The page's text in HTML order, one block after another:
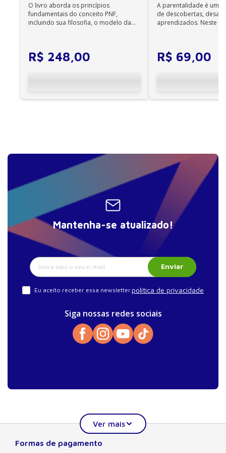
Os e-books adquiridos no site da Editora Manole
não são compatíveis com os aplicativos e
dispositivos Kindle, Nook, Kobo e Lev;
O livro aborda os princípios
fundamentais do conceito PNF,
incluindo sua filosofia, o modelo da
R$ 248,00
A parentalidade é uma
de descobertas,
aprendizados. Neste
R$ 69,00
Mantenha-se atualizado!
Enviar
Eu aceito receber essa newsletter. política de privacidade
Siga nossas redes sociais
Formas de pagamento